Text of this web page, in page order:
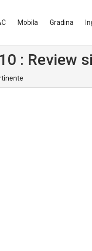
Mobila Gradina
: Review